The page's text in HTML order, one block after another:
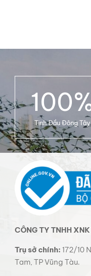
100
Tinh Dầu Đông Tây
CÔNG TY TNHH
Trụ sở chính: 172/10
Tam, TP Vũng Tàu.